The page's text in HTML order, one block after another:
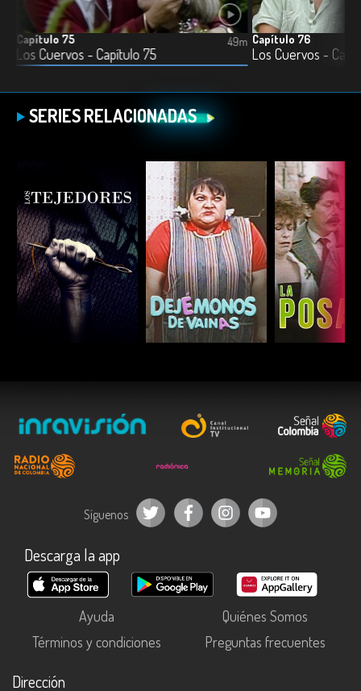
Capítulo 75
Los Cuervos - Capítulo 75
49m Capítulo 76
Los Cuervos -
SERIES RELACIONADAS
ESCUCHAR ESCUCHAR
Síguenos
Descarga la app
Ayuda
Quiénes Somos
Términos y condiciones
Preguntas frecuentes
Dirección